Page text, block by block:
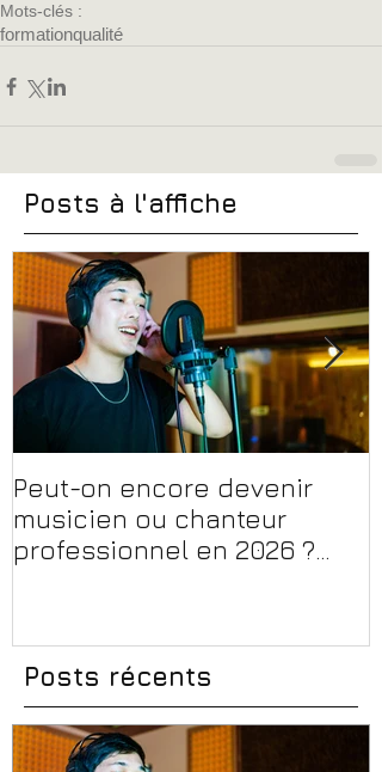
Mots-clés :
formationqualité
Posts à l'affiche
Peut-on encore devenir
musicien ou chanteur
professionnel en 2026 ?
Posts récents